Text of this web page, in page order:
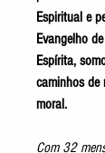
Espiritual e
Evangelho
Espírita,
caminhos de
moral.
Com 32